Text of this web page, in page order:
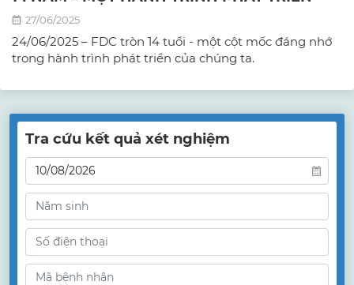
27/06/2025
24/06/2025 – FDC tròn 14 tuổi - một cột mốc đáng nhớ
trong hành trình phát triển của chúng ta.
Tra cứu kết quả xét nghiệm